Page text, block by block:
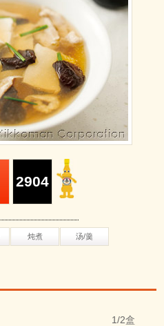
2904
炖煮 汤/羹
1/2盒